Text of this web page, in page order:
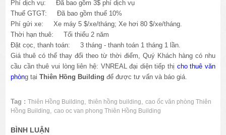
Phí dịch vụ: Đã bao gồm 3$ phí dịch vụ
Thuế GTGT: Đã bao gồm thuế 10%
Phí gửi xe:Xe máy 5 $/xe/tháng; Xe hơi 80 $/xe/tháng.
Thời hạn thuê: Tối thiểu 2 năm
Đặt cọc, thanh toán: 3 tháng - thanh toán 1 tháng 1 lần.
Giá thuê có thể thay đổi theo từ thời điểm, Quý Khách hàng có nhu
cầu cần thuê vui lòng liên hệ: VNREAL đại diện tiếp thị cho thuê văn
phòng tạiThiên Hồng Building để được tư vấn và báo giá.
Tag : Thiên Hồng Building ,thiên hồng building ,cao ốc văn phòng Thiên
Hồng Building
,cao oc van phong Thiên Hồng Building
BÌNH LUẬN